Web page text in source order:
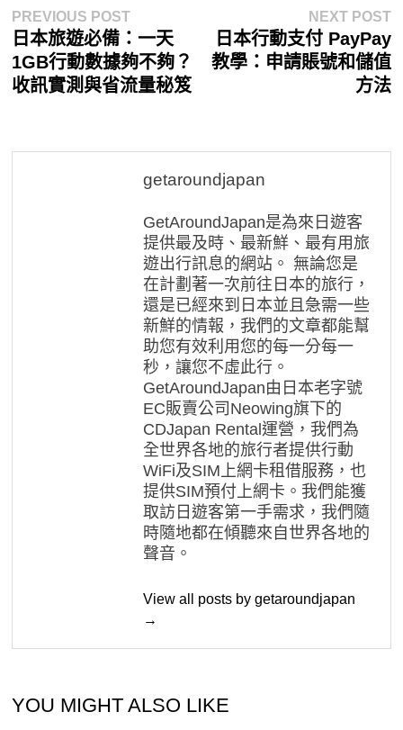
文
章
導
PREVIOUS POSTPrevious
post:
日本旅遊必備：一天
1GB行動數據夠不夠？
收訊實測與省流量秘笈
NEXT POST
日本行動支付 PayPay
教學：申請賬號和儲值
方法
getaroundjapan
GetAroundJapan是為來日遊客
提供最及時、最新鮮、最有用旅
遊出行訊息的網站。 無論您是
在計劃著一次前往日本的旅行，
還是已經來到日本並且急需一些
新鮮的情報，我們的文章都能幫
助您有效利用您的每一分每一
秒，讓您不虛此行。
GetAroundJapan由日本老字號
EC販賣公司Neowing旗下的
CDJapan Rental運營，我們為
全世界各地的旅行者提供行動
WiFi及SIM上網卡租借服務，也
提供SIM預付上網卡。我們能獲
取訪日遊客第一手需求，我們隨
時隨地都在傾聽來自世界各地的
聲音。
View all posts by getaroundjapan
→
YOU MIGHT ALSO LIKE